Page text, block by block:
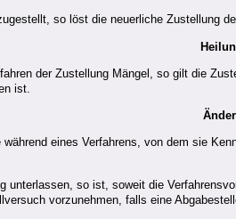
so löst die neuerliche Zustellung
der Zustellung Mängel, so gilt die
ist.
eines Verfahrens, von dem sie
unterlassen, so ist, soweit die
vorzunehmen, falls eine